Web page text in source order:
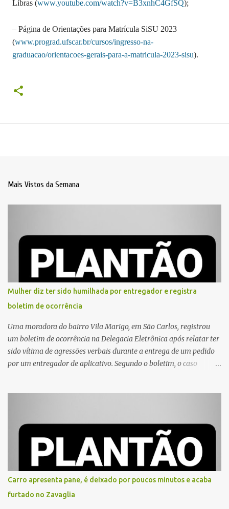
Libras (www.youtube.com/watch?v=B3xnhC4GfSQ);
– Página de Orientações para Matrícula SiSU 2023
(www.prograd.ufscar.br/cursos/ingresso-na-
graduacao/orientacoes-gerais-para-a-matricula-2023-sisu).
Mais Vistos da Semana
Mulher diz ter sido humilhada por entregador e registra
boletim de ocorrência
Uma moradora do bairro Vila Marigo, em São Carlos, registrou
um boletim de ocorrência na Delegacia Eletrônica após relatar ter
sido vítima de agressões verbais durante a entrega de um pedido
por um entregador de aplicativo. Segundo o boletim, o caso
proximidades. Ainda conforme o registro policial, a vítima relatou
que, ao receber a entrega, voltou a ser ofendida com palavras de
baixo calão e insultos. Ela informou à Polícia Civil que mora
sozinha e que se sentiu ameaçada, coagida e humilhada com a
situação. Fonte: São Carlos Agora
Carro apresenta pane, é deixado por poucos minutos e acaba
furtado no Zavaglia